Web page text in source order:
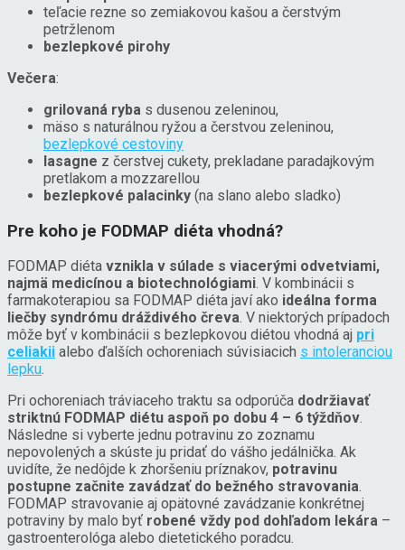
teľacie rezne so zemiakovou kašou a čerstvým
petržlenom
bezlepkové pirohy
Večera:
grilovaná ryba s dusenou zeleninou,
mäso s naturálnou ryžou a čerstvou zeleninou,
bezlepkové cestoviny
lasagne z čerstvej cukety, prekladane paradajkovým
pretlakom a mozzarellou
bezlepkové palacinky (na slano alebo sladko)
Pre koho je FODMAP diéta vhodná?
FODMAP diéta vznikla v súlade s viacerými odvetviami,
najmä medicínou a biotechnológiami. V kombinácii s
farmakoterapiou sa FODMAP diéta javí ako ideálna forma
liečby syndrómu dráždivého čreva. V niektorých prípadoch
môže byť v kombinácii s bezlepkovou diétou vhodná aj pri
celiakii alebo ďalších ochoreniach súvisiacich s intoleranciou
lepku.
Pri ochoreniach tráviaceho traktu sa odporúča dodržiavať
striktnú FODMAP diétu aspoň po dobu 4 – 6 týždňov.
Následne si vyberte jednu potravinu zo zoznamu
nepovolených a skúste ju pridať do vášho jedálnička. Ak
uvidíte, že nedôjde k zhoršeniu príznakov, potravinu
postupne začnite zavádzať do bežného stravovania.
FODMAP stravovanie aj opätovné zavádzanie konkrétnej
potraviny by malo byť robené vždy pod dohľadom lekára –
gastroenterológa alebo dietetického poradcu.